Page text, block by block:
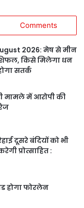
Comments
2026: मेष से मीन
किसे मिलेगा धन
सतर्क
मामले में आरोपी की
दूसरे बंदियों को भी
प्रोत्साहित :
होगा फोरलेन